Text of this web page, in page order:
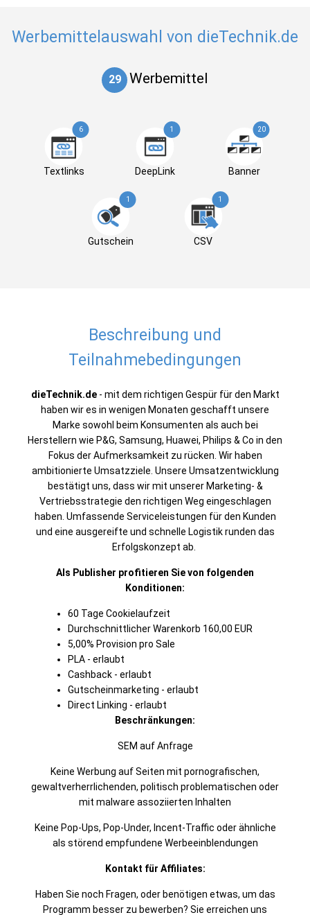
Werbemittelauswahl von dieTechnik.de
29 Werbemittel
6
Textlinks
1
DeepLink
20
Banner
1
Gutschein
1
CSV
Beschreibung und
Teilnahmebedingungen
dieTechnik.de- mit dem richtigen Gespür für den Markt
haben wir es in wenigen Monaten geschafft unsere
Marke sowohl beim Konsumenten als auch bei
Herstellern wie P&G, Samsung, Huawei, Philips & Co in den
Fokus der Aufmerksamkeit zu rücken. Wir haben
ambitionierte Umsatzziele. Unsere Umsatzentwicklung
bestätigt uns, dass wir mit unserer Marketing- &
Vertriebsstrategie den richtigen Weg eingeschlagen
haben. Umfassende Serviceleistungen für den Kunden
und eine ausgereifte und schnelle Logistik runden das
Erfolgskonzept ab.
Als Publisher profitieren Sie von folgenden
Konditionen:
60 Tage Cookielaufzeit
Durchschnittlicher Warenkorb 160,00 EUR
5,00% Provision pro Sale
PLA - erlaubt
Cashback - erlaubt
Gutscheinmarketing - erlaubt
Direct Linking - erlaubt
Beschränkungen:
SEM auf Anfrage
Keine Werbung auf Seiten mit pornografischen,
gewaltverherrlichenden, politisch problematischen oder
mit malware assoziierten Inhalten
Keine Pop-Ups, Pop-Under, Incent-Traffic oder ähnliche
als störend empfundene Werbeeinblendungen
Kontakt für Affiliates:
Haben Sie noch Fragen, oder benötigen etwas, um das
Programm besser zu bewerben? Sie erreichen uns